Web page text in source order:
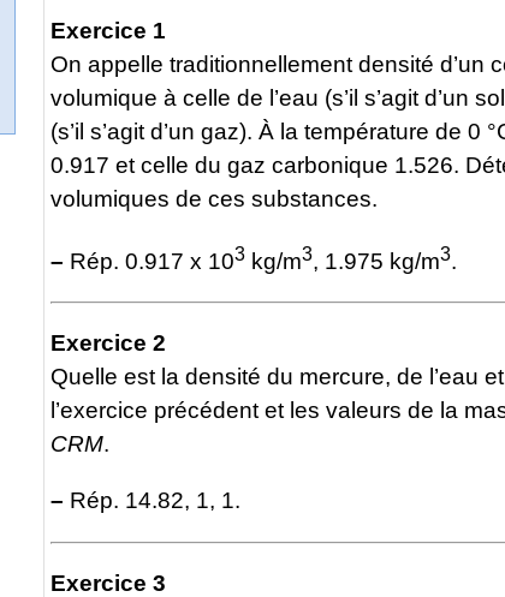
Exercice 1
On appelle traditionnellement densité d’un
volumique à celle de l’eau (s’il s’agit d’un
(s’il s’agit d’un gaz). À la température de 0
0.917 et celle du gaz carbonique 1.526.
volumiques de ces substances.
– Rép. 0.917 x 103 kg/m3, 1.975 kg/m3.
Exercice 2
Quelle est la densité du mercure, de l’eau
l’exercice précédent et les valeurs de la
CRM.
– Rép. 14.82, 1, 1.
Exercice 3